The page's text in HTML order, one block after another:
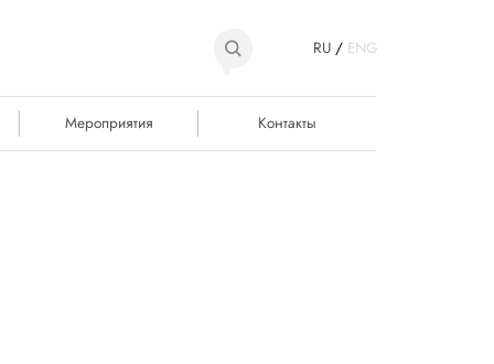
RU/ ENG
Мероприятия Контакты